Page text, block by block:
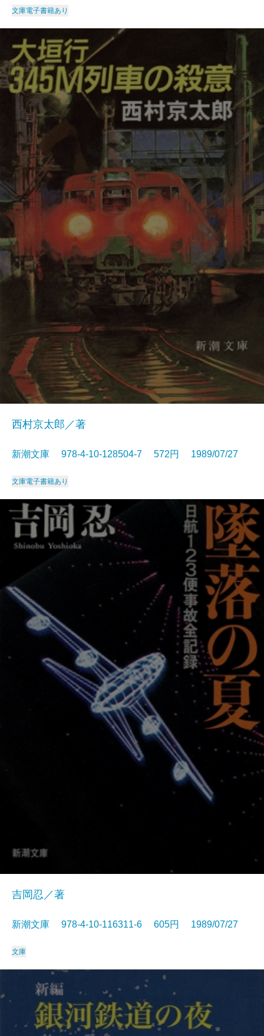
文庫電子書籍あり
西村京太郎／著
新潮文庫 978-4-10-128504-7 572円 1989/07/27
文庫電子書籍あり
吉岡忍／著
新潮文庫 978-4-10-116311-6 605円 1989/07/27
文庫